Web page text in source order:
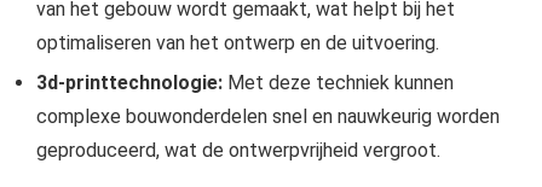
van het gebouw wordt gemaakt, wat helpt bij het
optimaliseren van het ontwerp en de uitvoering.
3d-printtechnologie: Met deze techniek kunnen
complexe bouwonderdelen snel en nauwkeurig worden
geproduceerd, wat de ontwerpvrijheid vergroot.